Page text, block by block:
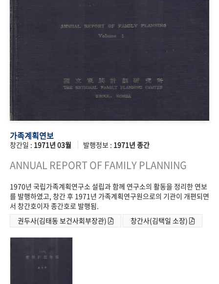
가족계획연보
창간일 : 1971년 03월 발행정보 : 1971년 종간
ANNUAL REPORT OF FAMILY PLANNING
1970년 국립가족계획연구소 설립과 함께 연구소의 활동을 정리한 연보
를 발행하였고, 창간 후 1971년 가족계획연구원으로의 기관이 개편되면
서 창간호이자 종간호로 발행됨.
권두사(김태동 보건사회부장관)
창간사(김택일 소장)